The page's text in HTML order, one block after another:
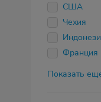
США
Чехия
Франция
Показать